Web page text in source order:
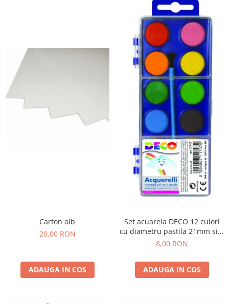
Mobilier gradinita
Montessori
Spații de joacă
Educatie inovativa
Anatomie
Magnetism
Matematica
Pregătirea scrierii de mână
Secventialitate
Carton alb
20,00 RON
ADAUGA IN COS
Set acuarela DECO 12 culori
cu diametru pastila 21mm si o
pensula de 4
8,00 RON
ADAUGA IN COS